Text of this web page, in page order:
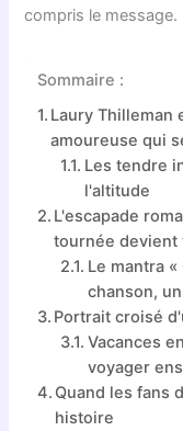
compris le message.
Sommaire :
Laury Thilleman
amoureuse qui
Les tendre
l'altitude
L'escapade
tournée devient
Le mantra
chanson,
Portrait croisé
Vacances
voyager
Quand les fans
histoire